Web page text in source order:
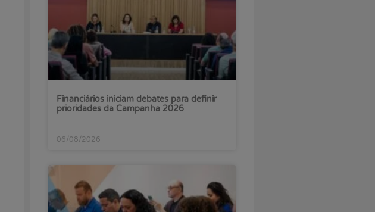
Financiários iniciam debates para definir
prioridades da Campanha 2026
06/08/2026